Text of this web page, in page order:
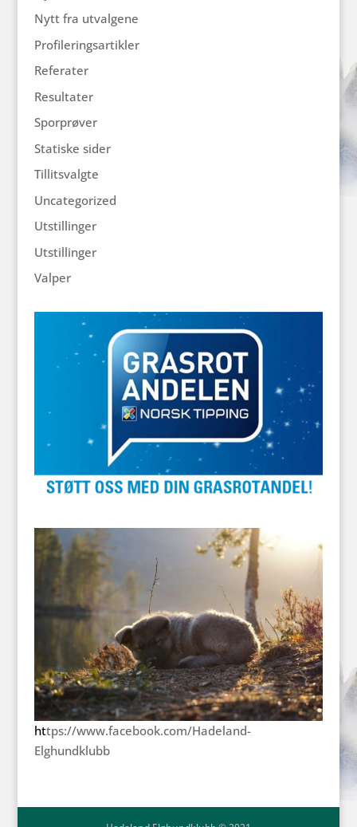
Nytt fra utvalgene
Profileringsartikler
Referater
Resultater
Sporprøver
Statiske sider
Tillitsvalgte
Uncategorized
Utstillinger
Utstillinger
Valper
https://www.facebook.com/Hadeland-
Elghundklubb